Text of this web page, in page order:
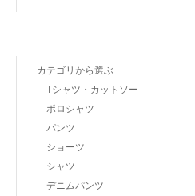
カテゴリから選ぶ
Tシャツ・カットソー
ポロシャツ
パンツ
ショーツ
シャツ
デニムパンツ